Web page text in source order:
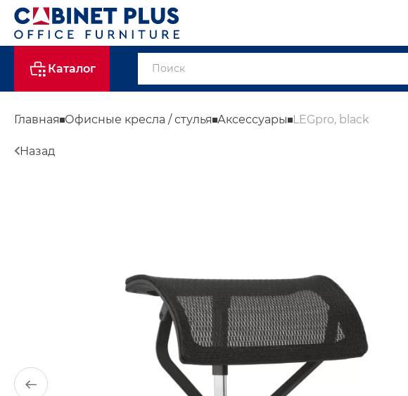
Каталог
Главная Офисные кресла / стулья Аксессуары LEGpro, black
Назад